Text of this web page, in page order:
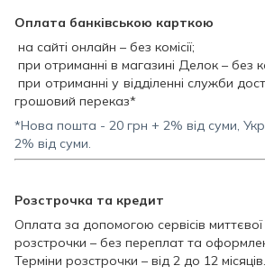
Оплата банківською карткою
на сайті онлайн – без комісії;
при отриманні в магазині Делок – без
при отриманні у відділенні служби
грошовий переказ*
*Нова пошта - 20 грн + 2% від суми,
2% від суми.
Розстрочка та кредит
Оплата за допомогою сервісів миттєвої
розстрочки – без переплат та
Терміни розстрочки – від 2 до 12 місяців.